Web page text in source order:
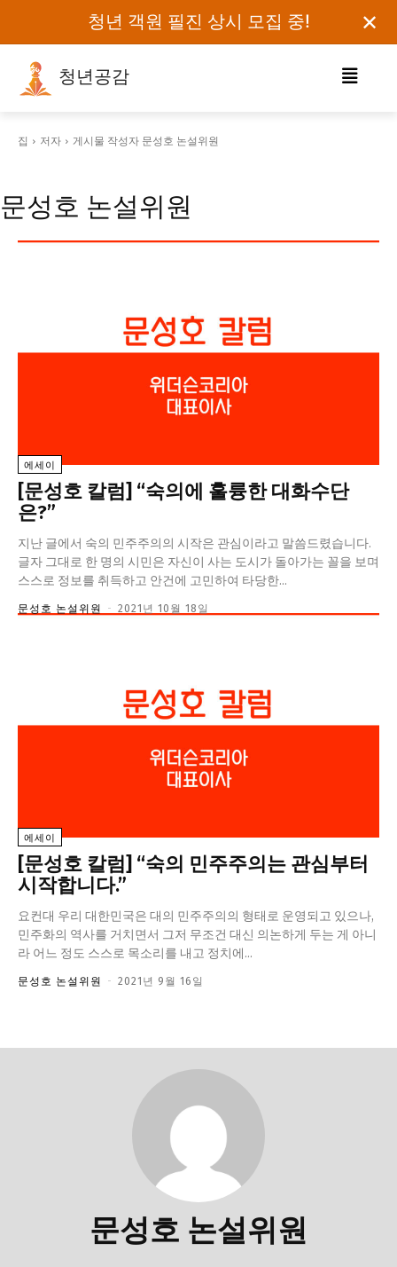
카테고리
보도자료
정치일반
대통령실 및 총리실
사회
경제일반
산업·금융
문화
대중문화
교육
교육일반
학교
기획기사
공지사항
청년 객원 필진 상시 모집 중! ✕
청년공감
집 저자 게시물 작성자 문성호 논설위원
문성호 논설위원
에세이
[문성호 칼럼] “숙의에 훌륭한 대화수단
은?”
지난 글에서 숙의 민주주의의 시작은 관심이라고 말씀드렸습니다.
글자 그대로 한 명의 시민은 자신이 사는 도시가 돌아가는 꼴을 보며
스스로 정보를 취득하고 안건에 고민하여 타당한...
문성호 논설위원 - 2021년 10월 18일
에세이
[문성호 칼럼] “숙의 민주주의는 관심부터
시작합니다.”
요컨대 우리 대한민국은 대의 민주주의의 형태로 운영되고 있으나,
민주화의 역사를 거치면서 그저 무조건 대신 의논하게 두는 게 아니
라 어느 정도 스스로 목소리를 내고 정치에...
문성호 논설위원 - 2021년 9월 16일
문성호 논설위원